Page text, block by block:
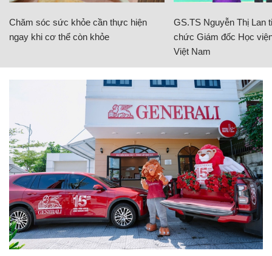
Chăm sóc sức khỏe cần thực hiện
ngay khi cơ thể còn khỏe
GS.TS Nguyễn Thị Lan
chức Giám đốc Học
Việt Nam